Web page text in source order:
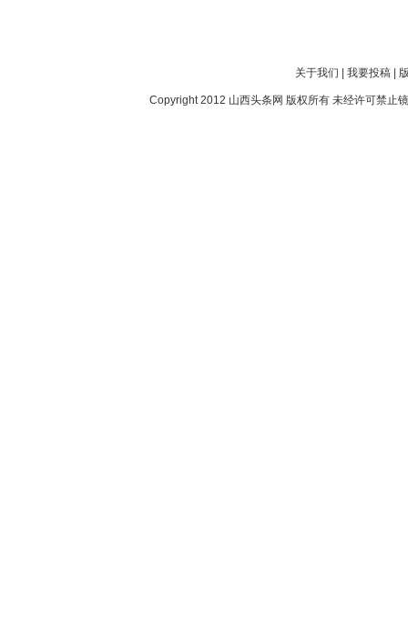
关于我们 我要投稿|
Copyright 2012 山西头条网 版权所有 未经许可禁止